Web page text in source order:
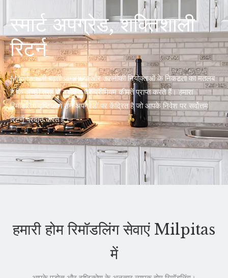
स्मार्ट अपग्रेड, शक्तिशाली
रिटर्न
Milpitas की बढ़ती जनसंख्या और तकनीकी नियोक्ताओं के निकटता का मतलब
है कि अच्छी तरह से नवीकृत घर प्रीमियम कीमतें प्राप्त करते हैं। हमारा
रिमॉडलिंग दृष्टिकोण उन अपग्रेडों पर केंद्रित है जो आपके निवेश पर सर्वोत्तम
रिटर्न प्रदान करते हैं।
हमारी होम रिमॉडलिंग सेवाएं Milpitas
में